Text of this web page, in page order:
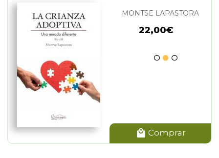
MONTSE LAPASTORA
22,00€
Comprar